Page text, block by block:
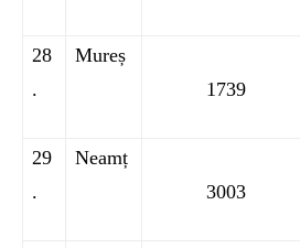
28
.
Mureș
1739
29
.
Neamț
3003